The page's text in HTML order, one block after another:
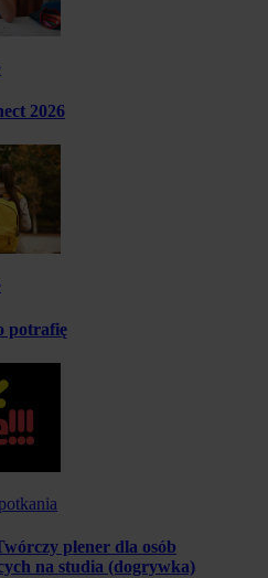
2026
potrafię
plener dla osób
na studia (dogrywka)